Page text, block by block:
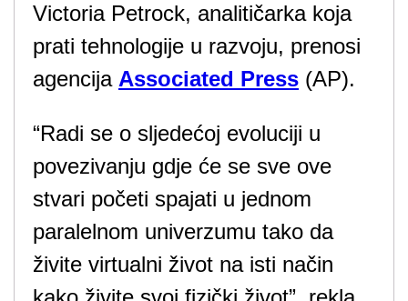
Victoria Petrock, analitičarka koja
prati tehnologije u razvoju, prenosi
agencija Associated Press (AP).
“Radi se o sljedećoj evoluciji u
povezivanju gdje će se sve ove
stvari početi spajati u jednom
paralelnom univerzumu tako da
živite virtualni život na isti način